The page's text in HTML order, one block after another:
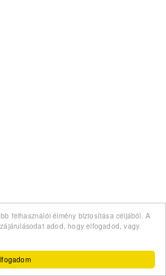
felhasználói élmény biztosítása céljából. A
adod, hogy elfogadod, vagy